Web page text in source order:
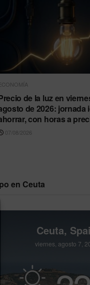
de la luz en
de 2026: jornada
con horas a
07/08/2026
en Ceuta
Ceuta,
viernes, agosto 7,